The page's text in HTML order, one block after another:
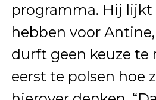
programma. Hij lijkt
hebben voor
durft geen keuze te
eerst te polsen hoe